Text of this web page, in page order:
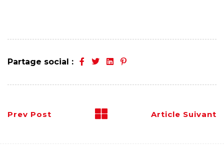
Partage social :
Prev Post Article Suivant